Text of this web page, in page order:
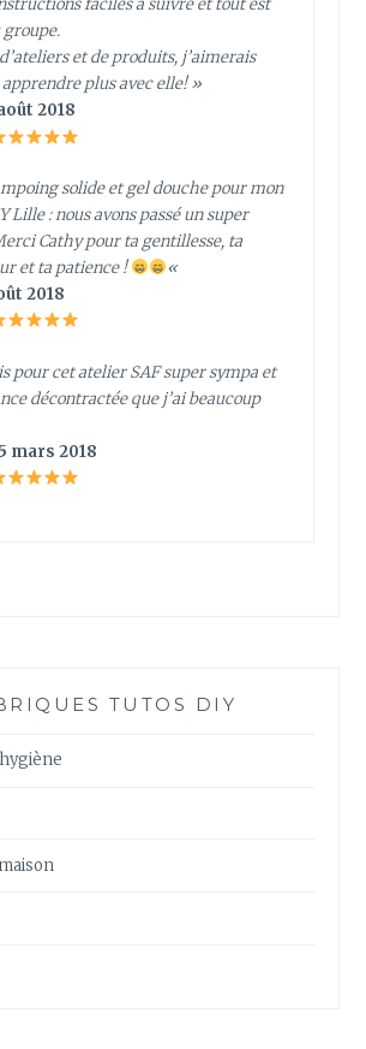
faciles à suivre et tout est
groupe.
et de produits, j’aimerais
apprendre plus avec elle! »
2018
solide et gel douche pour mon
Lille : nous avons passé un super
Cathy pour ta gentillesse, ta
et ta patience !
«
2018
pour cet atelier SAF super sympa et
décontractée que j’ai beaucoup
mars 2018
TUTOS DIY